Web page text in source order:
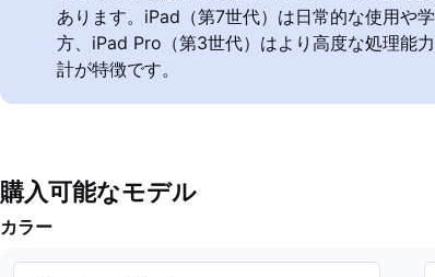
あります。iPad（第7世代）は日常的な使用や
方、iPad Pro（第3世代）はより高度な処理能
計が特徴です。
購入可能なモデル
カラー